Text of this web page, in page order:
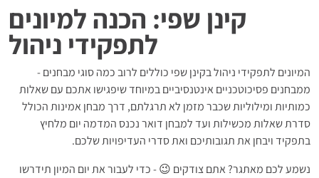
קינן שפי: הכנה למיונים
לתפקידי ניהול
המיונים לתפקידי ניהול בקינן שפי כוללים לרוב כמה סוגי מבחנים -
ממבחנים פסיכוטכניים אינטנסיביים במיוחד שיפגישו אתכם עם שאלות
כמותיות ומילוליות שכבר מזמן לא תרגלתם, דרך מבחן אמינות הכולל
סדרת שאלות מכשילות ועד למבחן דואר נכנס המדמה יום מלחיץ
בתפקיד ויבחן את תגובותיכם ואת סדרי העדיפויות שלכם.
נשמע לכם מאתגר? אתם צודקים 😉 - כדי לעבור את יום המיון תידרשו